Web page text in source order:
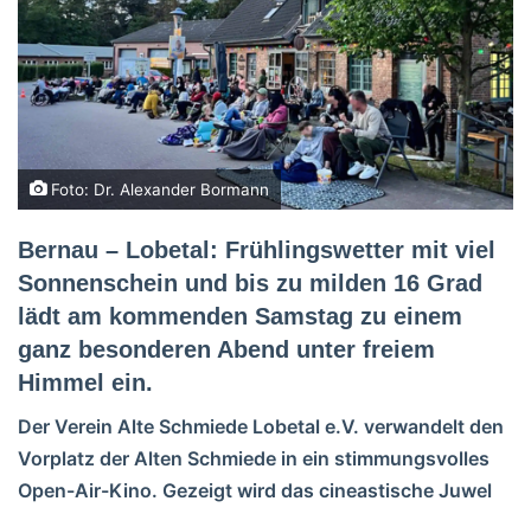
Foto: Dr. Alexander Bormann
Bernau – Lobetal: Frühlingswetter mit viel
Sonnenschein und bis zu milden 16 Grad
lädt am kommenden Samstag zu einem
ganz besonderen Abend unter freiem
Himmel ein.
Der Verein Alte Schmiede Lobetal e.V. verwandelt den
Vorplatz der Alten Schmiede in ein stimmungsvolles
Open-Air-Kino. Gezeigt wird das cineastische Juwel